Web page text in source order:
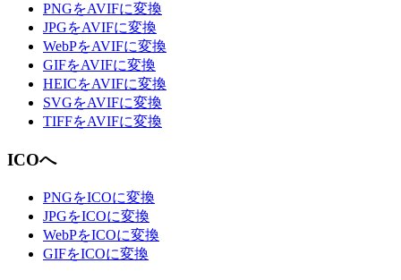
PNGをAVIFに変換
JPGをAVIFに変換
WebPをAVIFに変換
GIFをAVIFに変換
HEICをAVIFに変換
SVGをAVIFに変換
TIFFをAVIFに変換
ICOへ
PNGをICOに変換
JPGをICOに変換
WebPをICOに変換
GIFをICOに変換